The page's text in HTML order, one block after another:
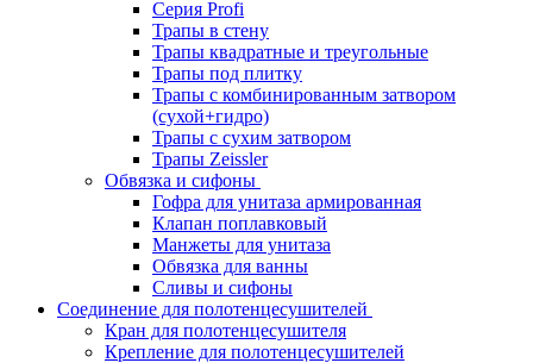
Серия Profi
Трапы в стену
Трапы квадратные и треугольные
Трапы под плитку
Трапы с комбинированным затвором
(сухой+гидро)
Трапы с сухим затвором
Трапы Zeissler
Обвязка и сифоны
Гофра для унитаза армированная
Клапан поплавковый
Манжеты для унитаза
Обвязка для ванны
Сливы и сифоны
Соединение для полотенцесушителей
Кран для полотенцесушителя
Крепление для полотенцесушителей